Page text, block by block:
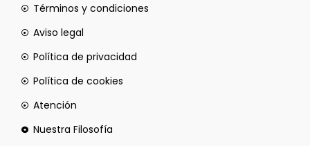
Términos y condiciones
Aviso legal
Política de privacidad
Política de cookies
Atención
Nuestra Filosofía